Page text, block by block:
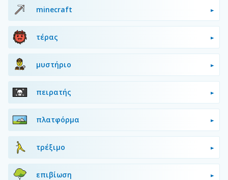
minecraft
τέρας
μυστήριο
πειρατής
πλατφόρμα
τρέξιμο
επιβίωση